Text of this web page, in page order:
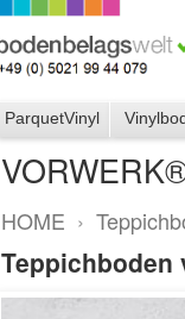
ParquetVinyl
HOME ›
Teppichboden